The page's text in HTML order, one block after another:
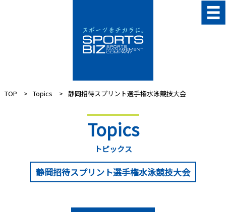
TOP Topics 静岡招待スプリント選手権水泳競技大会
Topics
トピックス
静岡招待スプリント選手権水泳競技大会